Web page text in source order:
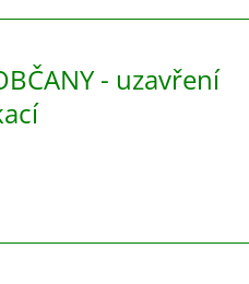
- uzavření